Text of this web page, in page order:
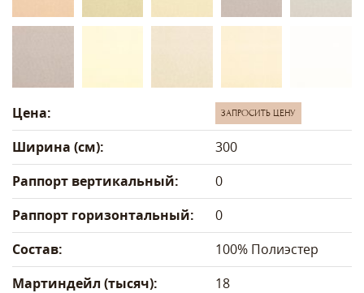
Цена: ЗАПРОСИТЬ ЦЕНУ
Ширина (см):
300
Раппорт вертикальный:
0
Раппорт горизонтальный:
0
Состав:
100% Полиэстер
Мартиндейл (тысяч):
18